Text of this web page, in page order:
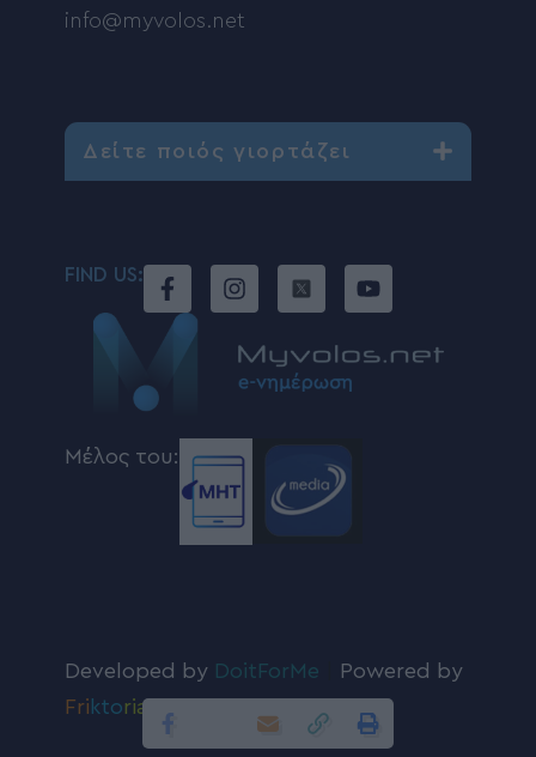
info@myvolos.net
Δείτε ποιός γιορτάζει
FIND US:
Μέλος του:
Developed by DoitForMe
Powered by
Fri ktoria